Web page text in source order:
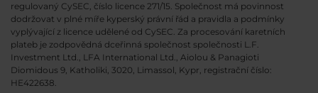
regulovaný CySEC, číslo licence 271/15. Společnost má povinnost
dodržovat v plné míře kyperský právní řád a pravidla a podmínky
vyplývající z licence udělené od CySEC. Za procesování karetních
plateb je zodpovědná dceřinná společnost společnosti L.F.
Investment Ltd., LFA International Ltd., Aiolou & Panagioti
Diomidous 9, Katholiki, 3020, Limassol, Kypr, registrační číslo:
HE422638.